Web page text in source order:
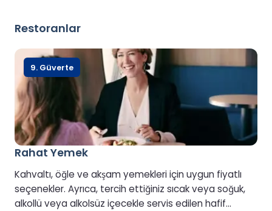
mevcuttur ve selfie kabini, yolculuğunuzdan
unutulmaz anları yakalayıp paylaşmanıza olanak tanır.
Restoranlar
Rahat Yemek
Kahvaltı, öğle ve akşam yemekleri için uygun fiyatlı
seçenekler. Ayrıca, tercih ettiğiniz sıcak veya soğuk,
alkollü veya alkolsüz içecekle servis edilen hafif
9. Güverte